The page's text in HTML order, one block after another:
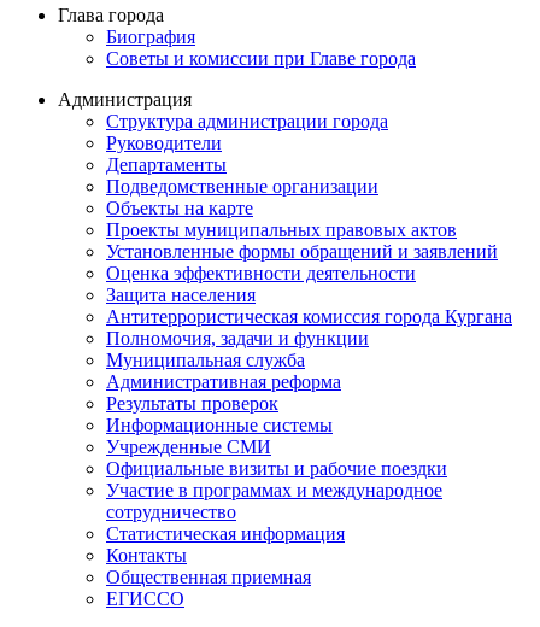
Глава города
Биография
Советы и комиссии при Главе города
Администрация
Структура администрации города
Руководители
Департаменты
Подведомственные организации
Объекты на карте
Проекты муниципальных правовых актов
Установленные формы обращений и заявлений
Оценка эффективности деятельности
Защита населения
Антитеррористическая комиссия города Кургана
Полномочия, задачи и функции
Муниципальная служба
Административная реформа
Результаты проверок
Информационные системы
Учрежденные СМИ
Официальные визиты и рабочие поездки
Участие в программах и международное
сотрудничество
Статистическая информация
Контакты
Общественная приемная
ЕГИССО